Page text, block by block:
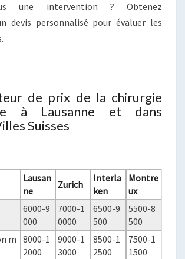
une intervention ? Obtenez
devis personnalisé pour évaluer les
de prix de la chirurgie
à Lausanne et dans
Suisses
Lausan
ne
Zurich
Interla
ken
Montre
ux
6000-9
000
7000-1
0000
6500-9
500
5500-8
500
m
8000-1
2000
9000-1
3000
8500-1
2500
7500-1
1500